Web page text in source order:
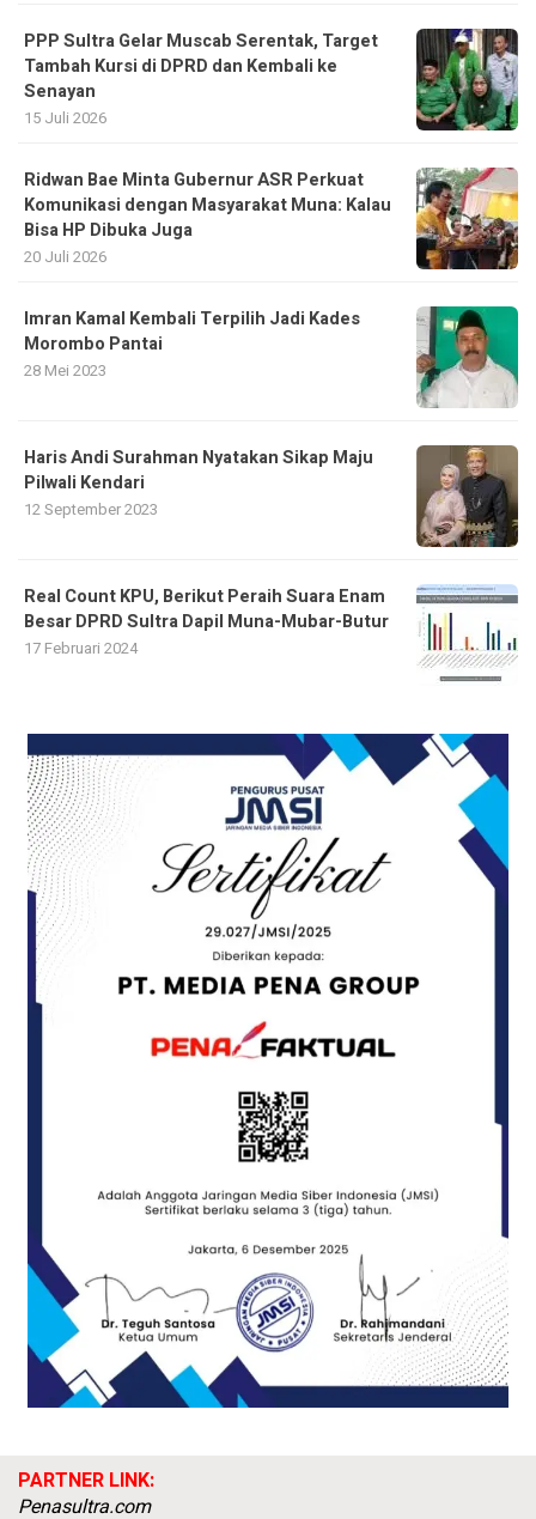
PPP Sultra Gelar Muscab Serentak, Target
Tambah Kursi di DPRD dan Kembali ke
Senayan
15 Juli 2026
Ridwan Bae Minta Gubernur ASR Perkuat
Komunikasi dengan Masyarakat Muna: Kalau
Bisa HP Dibuka Juga
20 Juli 2026
Imran Kamal Kembali Terpilih Jadi Kades
Morombo Pantai
28 Mei 2023
Haris Andi Surahman Nyatakan Sikap Maju
Pilwali Kendari
12 September 2023
Real Count KPU, Berikut Peraih Suara Enam
Besar DPRD Sultra Dapil Muna-Mubar-Butur
17 Februari 2024
PARTNER LINK:
Penasultra.com